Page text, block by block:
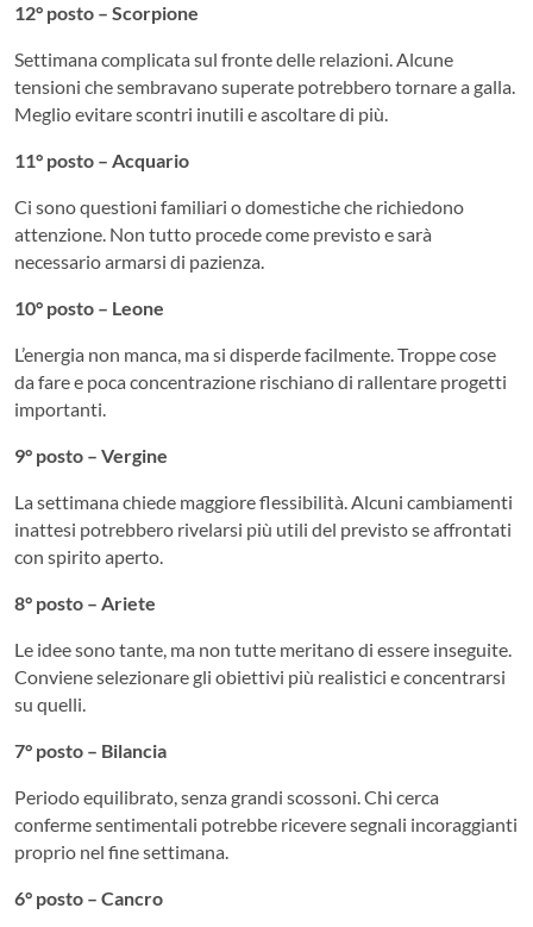
12° posto – Scorpione
Settimana complicata sul fronte delle relazioni. Alcune
tensioni che sembravano superate potrebbero tornare a galla.
Meglio evitare scontri inutili e ascoltare di più.
11° posto – Acquario
Ci sono questioni familiari o domestiche che richiedono
attenzione. Non tutto procede come previsto e sarà
necessario armarsi di pazienza.
10° posto – Leone
L’energia non manca, ma si disperde facilmente. Troppe cose
da fare e poca concentrazione rischiano di rallentare progetti
importanti.
9° posto – Vergine
La settimana chiede maggiore flessibilità. Alcuni cambiamenti
inattesi potrebbero rivelarsi più utili del previsto se affrontati
con spirito aperto.
8° posto – Ariete
Le idee sono tante, ma non tutte meritano di essere inseguite.
Conviene selezionare gli obiettivi più realistici e concentrarsi
su quelli.
7° posto – Bilancia
Periodo equilibrato, senza grandi scossoni. Chi cerca
conferme sentimentali potrebbe ricevere segnali incoraggianti
proprio nel fine settimana.
6° posto – Cancro